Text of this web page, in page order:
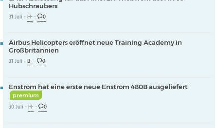
Hubschraubers
31 Juli -H-- 0
Airbus Helicopters eröffnet neue Training Academy in
Großbritannien
31 Juli -B-- 0
Enstrom hat eine erste neue Enstrom 480B ausgeliefert
premium
30 Juli -H-- 0